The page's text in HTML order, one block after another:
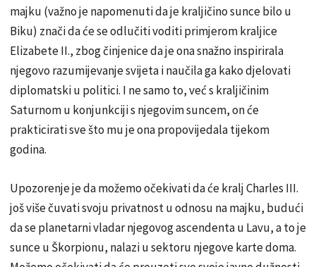
majku (važno je napomenuti da je kraljičino sunce bilo u
Biku) znači da će se odlučiti voditi primjerom kraljice
Elizabete II., zbog činjenice da je ona snažno inspirirala
njegovo razumijevanje svijeta i naučila ga kako djelovati
diplomatski u politici. I ne samo to, već s kraljičinim
Saturnom u konjunkciji s njegovim suncem, on će
prakticirati sve što mu je ona propovijedala tijekom
godina.
Upozorenje je da možemo očekivati ​​da će kralj Charles III.
još više čuvati svoju privatnost u odnosu na majku, budući
da se planetarni vladar njegovog ascendenta u Lavu, a to je
sunce u Škorpionu, nalazi u sektoru njegove karte doma.